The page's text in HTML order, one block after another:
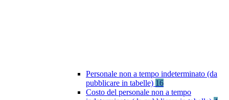
Personale non a tempo indeterminato (da
pubblicare in tabelle) 16
Costo del personale non a tempo